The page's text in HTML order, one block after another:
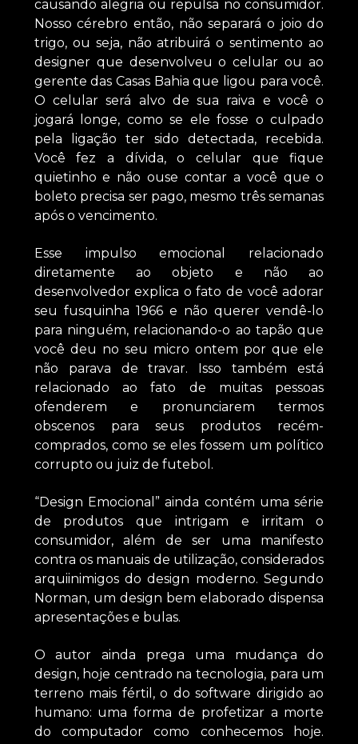
causando alegria ou repulsa no consumidor.
Nosso cérebro então, não separará o joio do
trigo, ou seja, não atribuirá o sentimento ao
designer que desenvolveu o celular ou ao
gerente das Casas Bahia que ligou para você.
O celular será alvo de sua raiva e você o
jogará longe, como se ele fosse o culpado
pela ligação ter sido detectada, recebida.
Você fez a dívida, o celular que fique
quietinho e não ouse contar a você que o
boleto precisa ser pago, mesmo três semanas
após o vencimento.
Esse impulso emocional relacionado
diretamente ao objeto e não ao
desenvolvedor explica o fato de você adorar
seu fusquinha 1966 e não querer vendê-lo
para ninguém, relacionando-o ao tapão que
você deu no seu micro ontem por que ele
não parava de travar. Isso também está
relacionado ao fato de muitas pessoas
ofenderem e pronunciarem termos
obscenos para seus produtos recém-
comprados, como se eles fossem um político
corrupto ou juiz de futebol.
“Design Emocional” ainda contém uma série
de produtos que intrigam e irritam o
consumidor, além de ser uma manifesto
contra os manuais de utilização, considerados
arquiinimigos do design moderno. Segundo
Norman, um design bem elaborado dispensa
apresentações e bulas.
O autor ainda prega uma mudança do
design, hoje centrado na tecnologia, para um
terreno mais fértil, o do software dirigido ao
humano: uma forma de profetizar a morte
do computador como conhecemos hoje.